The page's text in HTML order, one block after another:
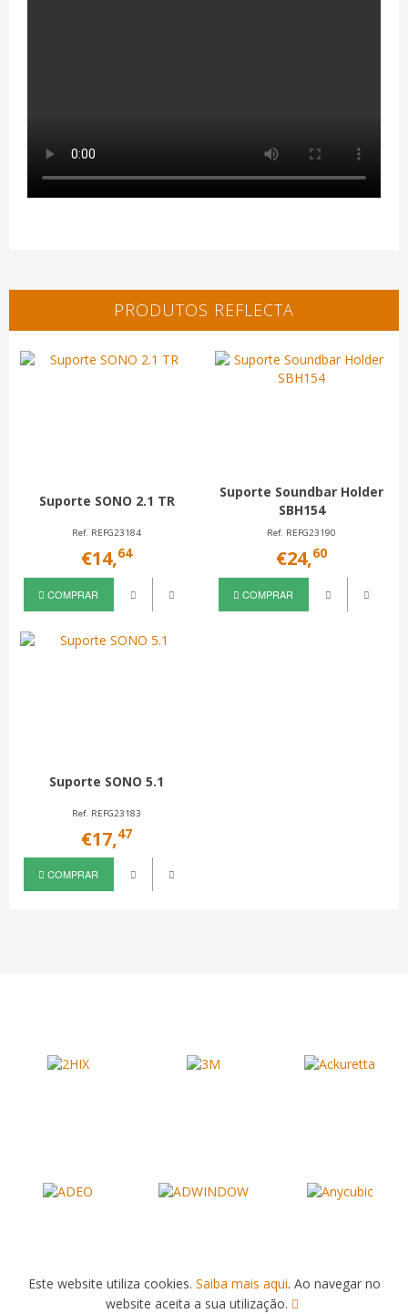
PRODUTOS REFLECTA
Suporte SONO 2.1 TR
Ref. REFG23184
€14,64
COMPRAR
Suporte Soundbar Holder
SBH154
Ref. REFG23190
€24,60
COMPRAR
Suporte SONO 5.1
Ref. REFG23183
€17,47
COMPRAR
Este website utiliza cookies. Saiba mais aqui. Ao navegar no
website aceita a sua utilização.